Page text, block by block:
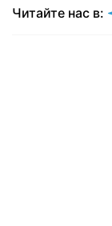
Читайте нас в: